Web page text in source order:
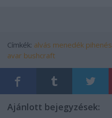
Címkék: alvás menedék pihenés
avar bushcraft
Ajánlott bejegyzések: